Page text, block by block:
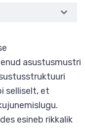
asustusmustri
selliselt, et
esineb rikkalik